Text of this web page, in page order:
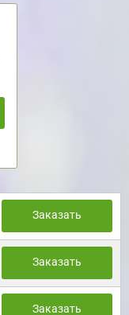
Заказать
Заказать
Заказать